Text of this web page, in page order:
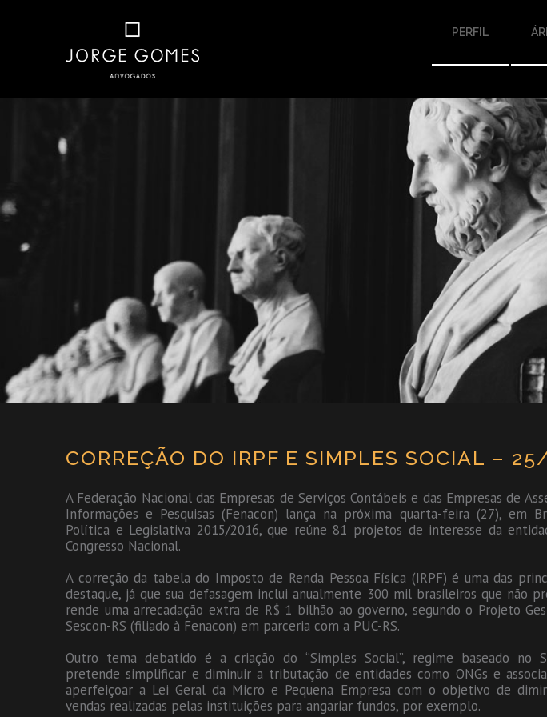
PERFIL
CORREÇÃO DO IRPF E SIMPLES SOCIAL –
A Federação Nacional das Empresas de Serviços Contábeis e das Empresas de
Informações e Pesquisas (Fenacon) lança na próxima quarta-feira (27), em
Política e Legislativa 2015/2016, que reúne 81 projetos de interesse da
Congresso Nacional.
A correção da tabela do Imposto de Renda Pessoa Física (IRPF) é uma das
destaque, já que sua defasagem inclui anualmente 300 mil brasileiros que não
rende uma arrecadação extra de R$ 1 bilhão ao governo, segundo o Projeto
Sescon-RS (filiado à Fenacon) em parceria com a PUC-RS.
Outro tema debatido é a criação do “Simples Social”, regime baseado no
pretende simplificar e diminuir a tributação de entidades como ONGs e
aperfeiçoar a Lei Geral da Micro e Pequena Empresa com o objetivo de
vendas realizadas pelas instituições para angariar fundos, por exemplo.